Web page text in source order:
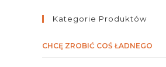
Kategorie Produktów
CHCĘ ZROBIĆ COŚ ŁADNEGO